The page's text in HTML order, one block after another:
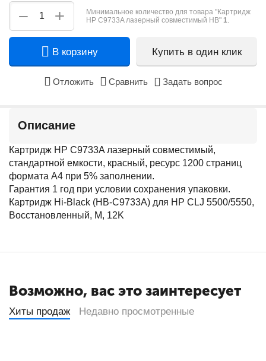
+
−
Минимальное количество для товара "Картридж
HP C9733A лазерный совместимый HB" 1.
В корзину Купить в один клик
Отложить Сравнить Задать вопрос
Описание
Картридж HP C9733A лазерный совместимый,
стандартной емкости, красный, ресурс 1200 страниц
формата А4 при 5% заполнении.
Гарантия 1 год при условии сохранения упаковки.
Картридж Hi-Black (HB-C9733A) для HP CLJ 5500/5550,
Восстановленный, M, 12K
Возможно, вас это заинтересует
Хиты продаж Недавно просмотренные